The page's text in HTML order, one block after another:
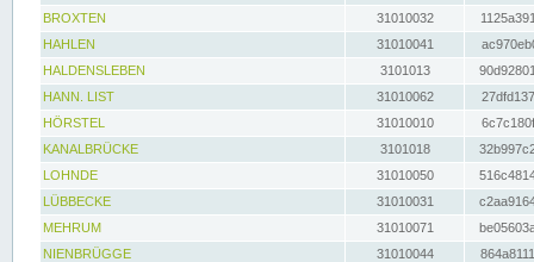
BROXTEN
31010032
HAHLEN
31010041
HALDENSLEBEN
3101013
HANN. LIST
31010062
HÖRSTEL
31010010
KANALBRÜCKE
3101018
LOHNDE
31010050
LÜBBECKE
31010031
MEHRUM
31010071
NIENBRÜGGE
31010044